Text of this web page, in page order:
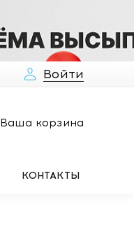
Войти
Ваша корзина
КОНТАКТЫ